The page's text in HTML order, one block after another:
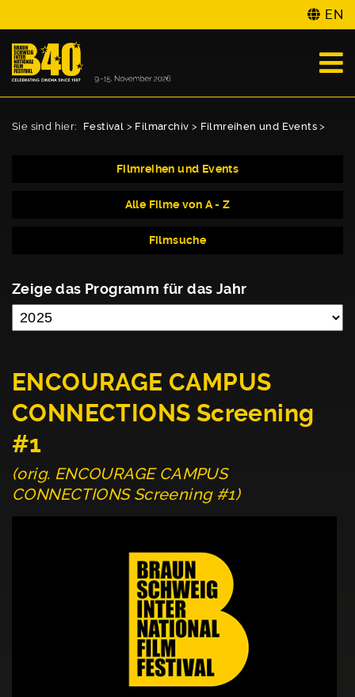
EN
Sie sind hier: Festival > Filmarchiv > Filmreihen und Events >
Filmreihen und Events
Alle Filme von A - Z
Filmsuche
Zeige das Programm für das Jahr
ENCOURAGE CAMPUS
CONNECTIONS Screening
#1
(orig. ENCOURAGE CAMPUS
CONNECTIONS Screening #1)